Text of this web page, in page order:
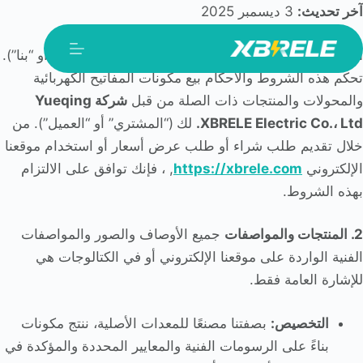
التجاوز
إلى
المحتوى
آخر تحديث:
1. قبول الشروط مرحبًا بكم في
(“نحن” أو “لنا” أو “بنا”).
تحكم هذه الشروط والأحكام بيع مكونات المفاتيح الكهربائية
والمحولات والمنتجات ذات الصلة من قبل
شركة Yueqing
XBRELE Electric Co.، Ltd. لك (“المشتري” أو “العميل”). من
خلال تقديم طلب شراء أو طلب عرض أسعار أو استخدام موقعنا
الإلكتروني https://xbrele.com, ، فإنك توافق على الالتزام
بهذه الشروط.
2. المنتجات والمواصفات
جميع الأوصاف والصور والمواصفات
الفنية الواردة على موقعنا الإلكتروني أو في الكتالوجات هي
للإشارة العامة فقط.
التخصيص: بصفتنا مصنعًا للمعدات الأصلية، ننتج مكونات
بناءً على الرسومات الفنية والمعايير المحددة والمؤكدة في